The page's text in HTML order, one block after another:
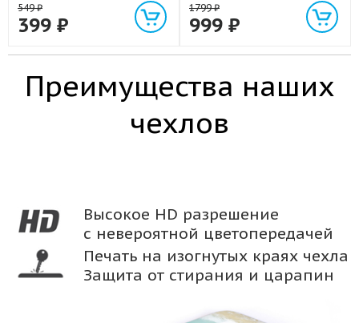
549₽
399 ₽
1799₽
999 ₽
Преимущества наших
чехлов
Высокое HD разрешение
с невероятной цветопередачей
Печать на изогнутых краях чехла
Защита от стирания и царапин